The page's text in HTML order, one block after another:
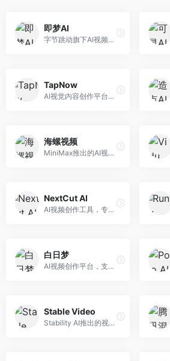
即梦AI
字节跳动旗下AI视频创作平台，支持多模态内容生成。面向内容创作者和营销人员，提供文生视频、图生视频、智能剪辑等功能，中文理解能力强，创作效率高。
TapNow
AI视觉内容创作平台，整合图像与视频生成能力。面向内容创作者，提供文生图、文生视频、智能编辑等服务，创作工具丰富，一站式体验便捷。
海螺视频
MiniMax推出的AI视频生成工具，支持高质量视频创作。面向内容创作者，提供文生视频、视频编辑等功能，生成速度快，视频效果自然流畅。
NextCut AI
AI视频创作工具，专注于智能剪辑和视频生成。面向视频创作者，提供智能剪辑、视频生成、特效添加等功能，剪辑效率高，适合快节奏内容生产。
白日梦
AI视频创作平台，支持生成长达50分钟的长视频内容。面向长视频创作者和内容生产者，支持故事视频生成、视频编辑等功能，适合叙事性内容创作。
Stable Video
Stability AI推出的视频生成模型，开源可部署。面向开发者和专业创作者，支持视频生成、视频编辑等功能，开源生态完善，定制化程度高。